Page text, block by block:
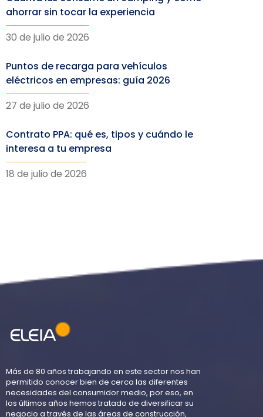
ahorrar sin tocar la experiencia
30 de julio de 2026
Puntos de recarga para vehículos
eléctricos en empresas: guía 2026
27 de julio de 2026
Contrato PPA: qué es, tipos y cuándo le
interesa a tu empresa
18 de julio de 2026
Más de 80 años trabajando en este sector nos han
permitido conocer bien de cerca las diferentes
necesidades del consumidor medio, por eso, en
los últimos años hemos tratado de diversificar su
negocio a través de las áreas de construcción,